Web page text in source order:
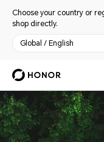
Choose your country or
shop directly.
Global / English